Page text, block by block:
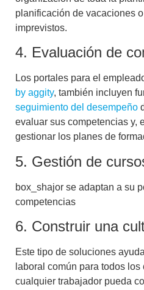
planificación de vacaciones
imprevistos.
4. Evaluación de
Los portales para el
by aggity, también incluyen
seguimiento del desempeño
evaluar sus competencias y,
gestionar los planes de
5. Gestión de
box_shajor se adaptan a su
competencias
6. Construir una
Este tipo de soluciones
laboral común para todos
cualquier trabajador pueda